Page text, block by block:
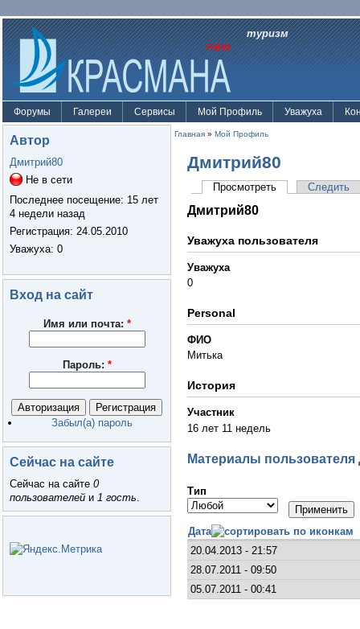
туризм
Форумы Галереи Сервисы Мой Профиль Уважуха
Автор
Дмитрий80
Не в сети
Последнее посещение: 15 лет
4 недели назад
Регистрация: 24.05.2010
Уважуха: 0
Вход на сайт
Имя или почта: *
Пароль: *
Забыл(а) пароль
Сейчас на сайте
Сейчас на сайте 0
пользователей и 1 гость.
Главная » Мой Профиль
Дмитрий80
Просмотреть Следить
Дмитрий80
Уважуха пользователя
Уважуха
0
Personal
ФИО
Митька
История
Участник
16 лет 11 недель
Материалы
Тип
Дата
20.04.2013 - 21:57
28.07.2011 - 09:50
05.07.2011 - 00:41